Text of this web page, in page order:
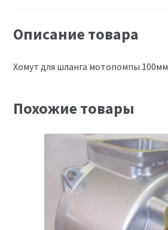
Описание товара
Хомут для шланга мотопомпы 100мм
Похожие товары